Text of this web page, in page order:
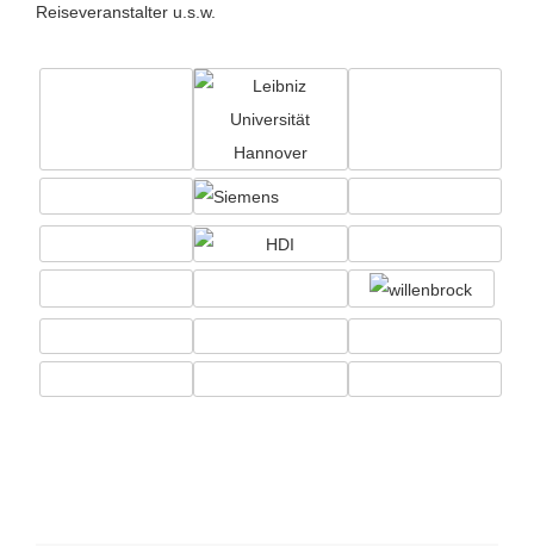
Reiseveranstalter u.s.w.